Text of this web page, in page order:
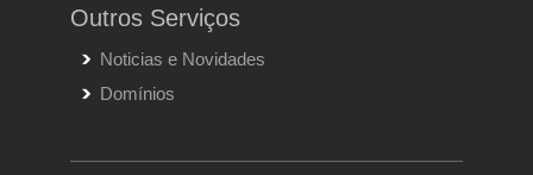
Outros Serviços
Noticias e Novidades
Domínios